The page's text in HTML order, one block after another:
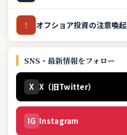
! オフショア投資の注意喚起
SNS・最新情報をフォロー
X X（旧Twitter）
IG Instagram